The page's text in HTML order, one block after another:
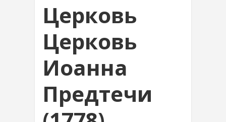
Церковь
Церковь
Иоанна
Предтечи